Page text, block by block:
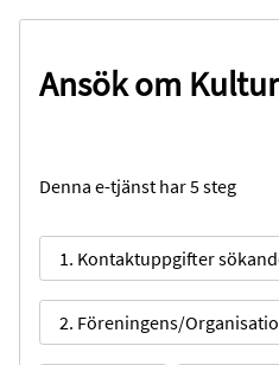
Ansök om
Denna e-tjänst har 5 steg
1. Kontaktuppgifter
2. Föreningens/